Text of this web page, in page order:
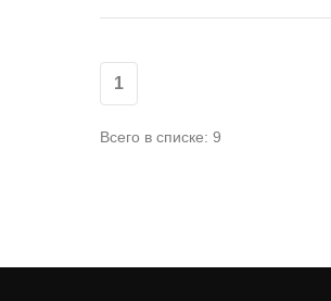
1
Всего в списке: 9